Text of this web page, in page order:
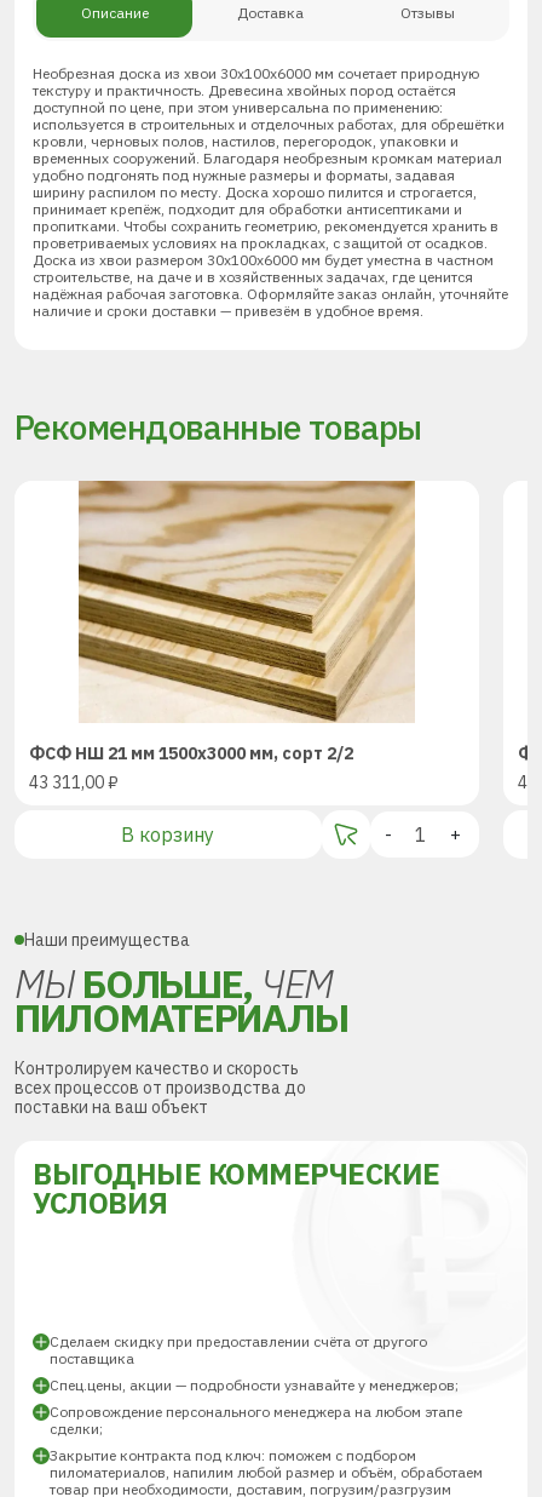
Описание Доставка Отзывы
Необрезная доска из хвои 30х100х6000 мм сочетает природную
текстуру и практичность. Древесина хвойных пород остаётся
доступной по цене, при этом универсальна по применению:
используется в строительных и отделочных работах, для обрешётки
кровли, черновых полов, настилов, перегородок, упаковки и
временных сооружений. Благодаря необрезным кромкам материал
удобно подгонять под нужные размеры и форматы, задавая
ширину распилом по месту. Доска хорошо пилится и строгается,
принимает крепёж, подходит для обработки антисептиками и
пропитками. Чтобы сохранить геометрию, рекомендуется хранить в
проветриваемых условиях на прокладках, с защитой от осадков.
Доска из хвои размером 30х100х6000 мм будет уместна в частном
строительстве, на даче и в хозяйственных задачах, где ценится
надёжная рабочая заготовка. Оформляйте заказ онлайн, уточняйте
наличие и сроки доставки — привезём в удобное время.
Рекомендованные товары
ФСФ НШ 21 мм 1500х3000 мм, сорт 2/2
43 311,00₽
В корзину - +
43
Наши преимущества
МЫБОЛЬШЕ, ЧЕМ
ПИЛОМАТЕРИАЛЫ
Контролируем качество и скорость
всех процессов от производства до
поставки на ваш объект
ВЫГОДНЫЕ КОММЕРЧЕСКИЕ
УСЛОВИЯ
Сделаем скидку при предоставлении счёта от другого
поставщика
Спец.цены, акции — подробности узнавайте у менеджеров;
Сопровождение персонального менеджера на любом этапе
сделки;
Закрытие контракта под ключ: поможем с подбором
пиломатериалов, напилим любой размер и объём, обработаем
товар при необходимости, доставим, погрузим/разгрузим